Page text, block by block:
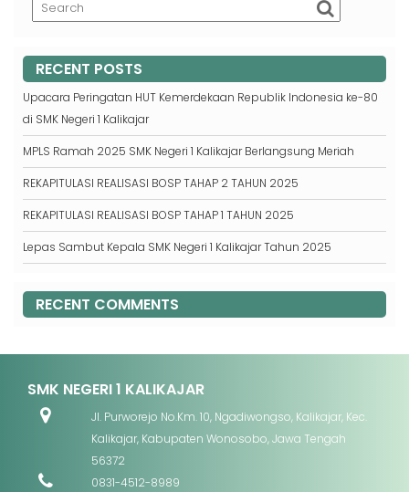
RECENT POSTS
Upacara Peringatan HUT Kemerdekaan Republik Indonesia ke-80
di SMK Negeri 1 Kalikajar
MPLS Ramah 2025 SMK Negeri 1 Kalikajar Berlangsung Meriah
REKAPITULASI REALISASI BOSP TAHAP 2 TAHUN 2025
REKAPITULASI REALISASI BOSP TAHAP 1 TAHUN 2025
Lepas Sambut Kepala SMK Negeri 1 Kalikajar Tahun 2025
RECENT COMMENTS
SMK NEGERI 1 KALIKAJAR
Jl. Purworejo No.Km. 10, Ngadiwongso, Kalikajar, Kec.
Kalikajar, Kabupaten Wonosobo, Jawa Tengah
56372
0831-4512-8989